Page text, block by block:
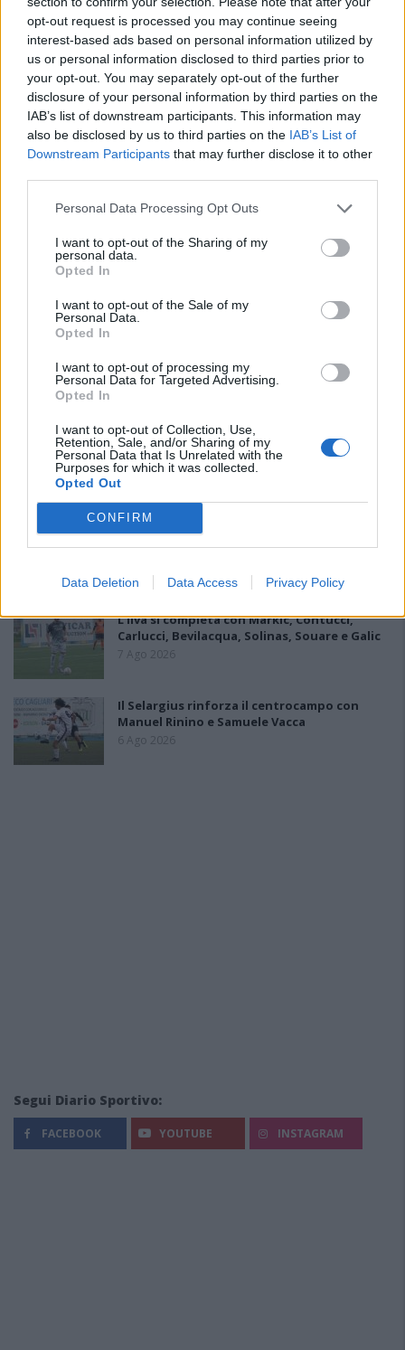
opt-out request is processed you may continue seeing
interest-based ads based on personal information utilized by
us or personal information disclosed to third parties prior to
your opt-out. You may separately opt-out of the further
disclosure of your personal information by third parties on the
IAB’s list of downstream participants. This information may
also be disclosed by us to third parties on the IAB’s List of
Downstream Participants that may further disclose it to other
Personal Data Processing Opt Outs
I want to opt-out of the Sharing of my
personal data.
Opted In
I want to opt-out of the Sale of my
Personal Data.
Opted In
I want to opt-out of processing my
Personal Data for Targeted Advertising.
Opted In
I want to opt-out of Collection, Use,
Retention, Sale, and/or Sharing of my
Personal Data that Is Unrelated with the
Purposes for which it was collected.
Opted Out
CONFIRM
Data Deletion Data Access Privacy Policy
PIÙ LETTI OGGI
Amichevole Ossese: 3-1 al Cagliari Primavera,
doppietta di Tapparello
Il Latte Dolce prende Dumani dalla Torres,
Mascia, Sorgente, Lopes, Limberti e Cherchi
gli altri acquisti
8 Ago 2026
Il Monastir riparte dai pilastri Masia, Pinna e
Aloia, il primo acquisto è Loru
L'Ilva si completa con Markic, Contucci,
Carlucci, Bevilacqua, Solinas, Souare e Galic
7 Ago 2026
Il Selargius rinforza il centrocampo con
Manuel Rinino e Samuele Vacca
6 Ago 2026
Segui Diario Sportivo:
FACEBOOK YOUTUBE INSTAGRAM